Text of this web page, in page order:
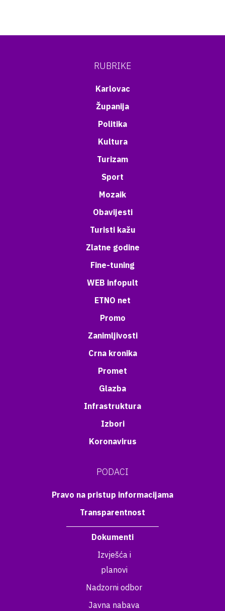
RUBRIKE
Karlovac
Županija
Politika
Kultura
Turizam
Sport
Mozaik
Obavijesti
Turisti kažu
Zlatne godine
Fine-tuning
WEB infopult
ETNO net
Promo
Zanimljivosti
Crna kronika
Promet
Glazba
Infrastruktura
Izbori
Koronavirus
PODACI
Pravo na pristup informacijama
Transparentnost
Dokumenti
Izvješća i
planovi
Nadzorni odbor
Javna nabava